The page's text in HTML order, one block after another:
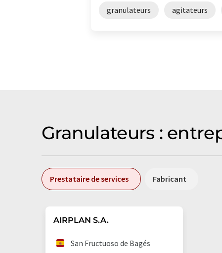
granulateurs agitateurs
Granulateurs :
Prestataire de services Fabricant
AIRPLAN S.A.
San Fructuoso de Bagés